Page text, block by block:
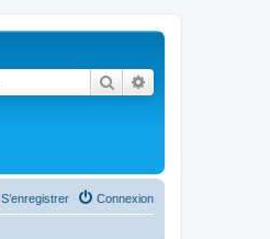
Rechercher
Connexion
S’enregistrer